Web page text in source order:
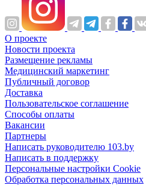
О проекте
Новости проекта
Размещение рекламы
Медицинский маркетинг
Публичный договор
Доставка
Пользовательское соглашение
Способы оплаты
Вакансии
Партнеры
Написать руководителю 103.by
Написать в поддержку
Персональные настройки Cookie
Обработка персональных данных